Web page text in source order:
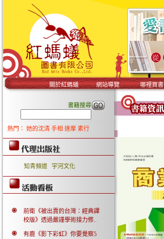
關於紅螞蟻 網站導覽 哪裡買書
書籍搜尋
熱門： 她的沈清 手相 達摩 素行
知青頻道 宇河文化
前衛《被出賣的台灣：經典譯
校版》透過嚴謹學術接力修..
有鹿《影下彩虹》你要覺察5